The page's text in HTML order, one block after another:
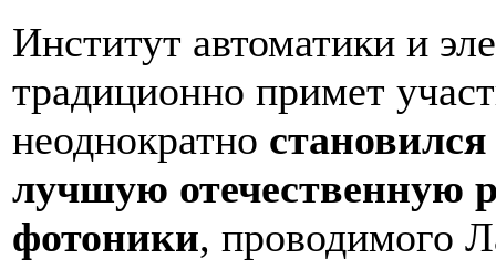
Институт автоматики и
традиционно примет
неоднократно
лучшую отечественную
фотоники, проводимого